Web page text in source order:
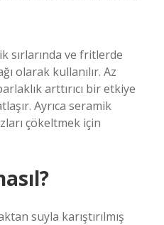
sırlarında ve fritlerde
olarak kullanılır. Az
arttırıcı bir etkiye
Ayrıca seramik
çökeltmek için
suyla karıştırılmış